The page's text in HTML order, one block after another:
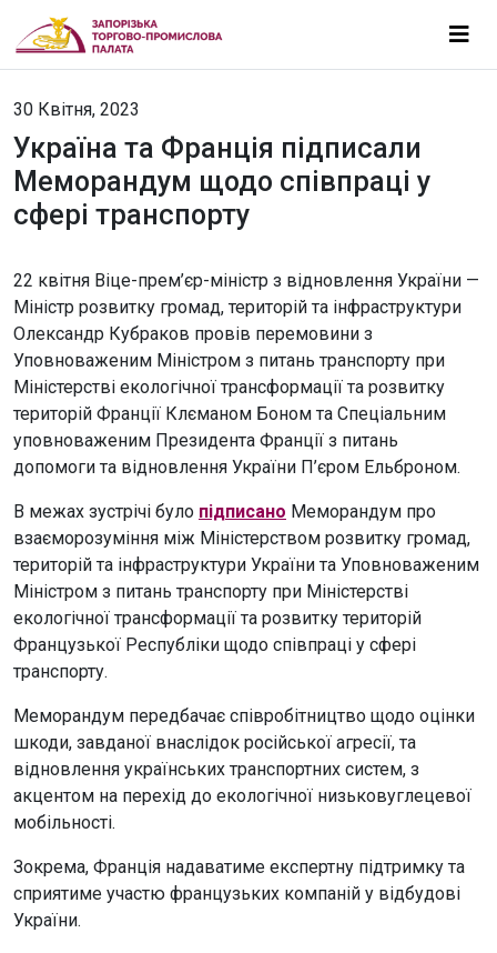
30 Квітня, 2023
Україна та Франція підписали
Меморандум щодо співпраці у
сфері транспорту
22 квітня Віце-прем’єр-міністр з відновлення України —
Міністр розвитку громад, територій та інфраструктури
Олександр Кубраков провів перемовини з
Уповноваженим Міністром з питань транспорту при
Міністерстві екологічної трансформації та розвитку
територій Франції Клєманом Боном та Спеціальним
уповноваженим Президента Франції з питань
допомоги та відновлення України П’єром Ельброном.
В межах зустрічі було підписано Меморандум про
взаєморозуміння між Міністерством розвитку громад,
територій та інфраструктури України та Уповноваженим
Міністром з питань транспорту при Міністерстві
екологічної трансформації та розвитку територій
Французької Республіки щодо співпраці у сфері
транспорту.
Меморандум передбачає співробітництво щодо оцінки
шкоди, завданої внаслідок російської агресії, та
відновлення українських транспортних систем, з
акцентом на перехід до екологічної низьковуглецевої
мобільності.
Зокрема, Франція надаватиме експертну підтримку та
сприятиме участю французьких компаній у відбудові
України.